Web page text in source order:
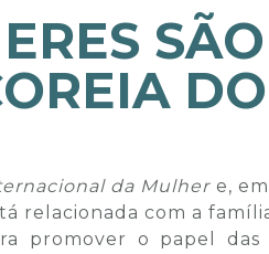
SÃO
DO
da Mulhere,
relacionada com a
promover o papel das